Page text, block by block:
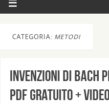
CATEGORIA: METODI
Invenzioni di
PDF gratuito +